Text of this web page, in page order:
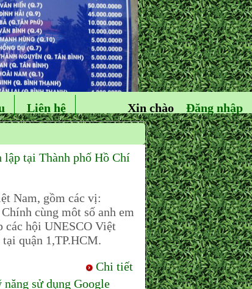
Liên hệ Đăng nhập
Xin chào
lập tại Thành phố Hồ Chí
Nam, gồm các vị:
cùng môt số anh em
các hội UNESCO Việt
quận 1,TP.HCM.
Chi tiết
sử dụng Google